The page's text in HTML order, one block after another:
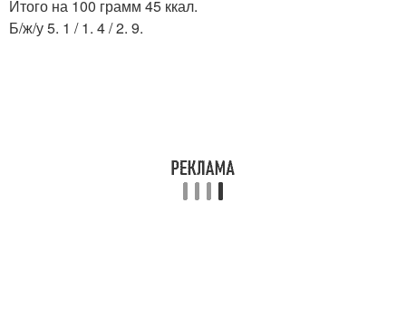
Итого на 100 грамм 45 ккал.
Б/ж/у 5. 1 / 1. 4 / 2. 9.